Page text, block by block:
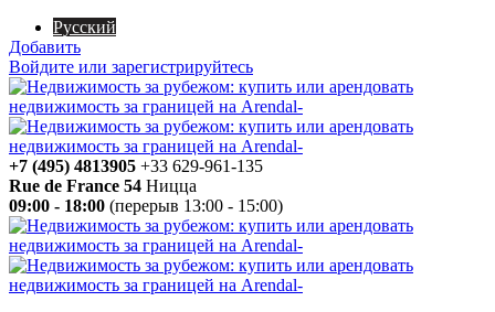
Русский
Добавить
Войдите или зарегистрируйтесь
+7 (495) 4813905 +33 629-961-135
Rue de France 54 Ницца
09:00 - 18:00 (перерыв 13:00 - 15:00)